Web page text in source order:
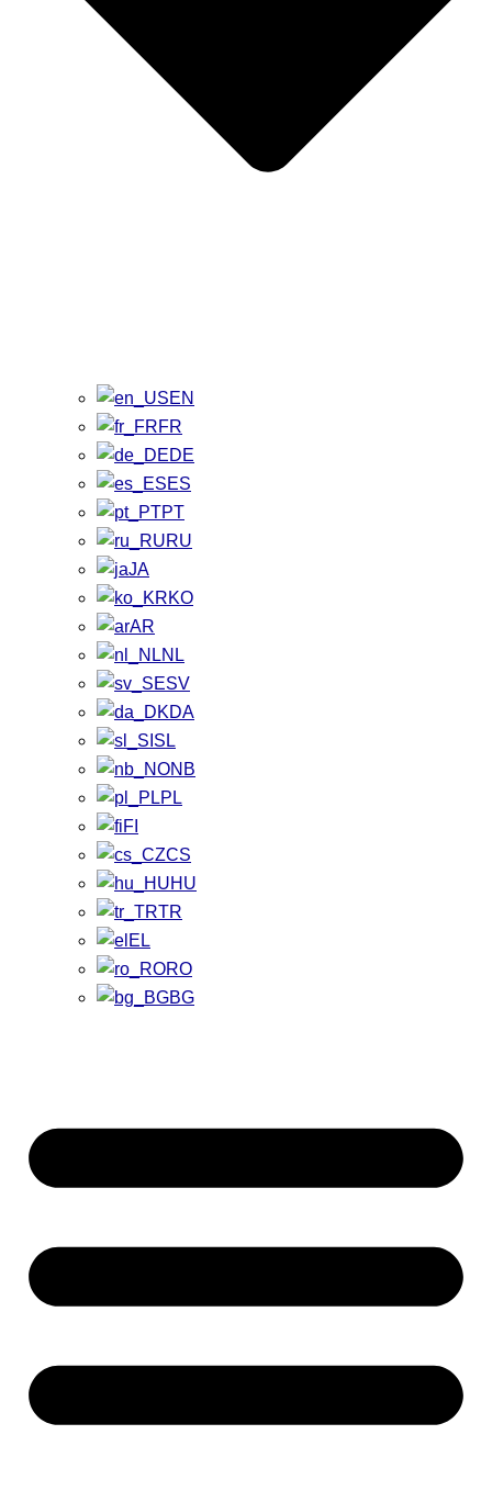
EN
FR
DE
ES
PT
RU
JA
KO
AR
NL
SV
DA
SL
NB
PL
FI
CS
HU
TR
EL
RO
BG